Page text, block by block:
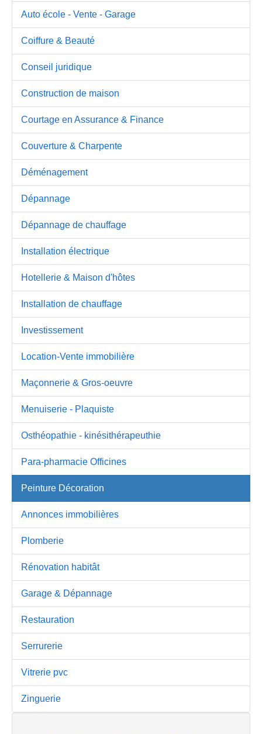
Auto école - Vente - Garage
Coiffure & Beauté
Conseil juridique
Construction de maison
Courtage en Assurance & Finance
Couverture & Charpente
Déménagement
Dépannage
Dépannage de chauffage
Installation électrique
Hotellerie & Maison d'hôtes
Installation de chauffage
Investissement
Location-Vente immobilière
Maçonnerie & Gros-oeuvre
Menuiserie - Plaquiste
Osthéopathie - kinésithérapeuthie
Para-pharmacie Officines
Peinture Décoration
Annonces immobilières
Plomberie
Rénovation habitât
Garage & Dépannage
Restauration
Serrurerie
Vitrerie pvc
Zinguerie